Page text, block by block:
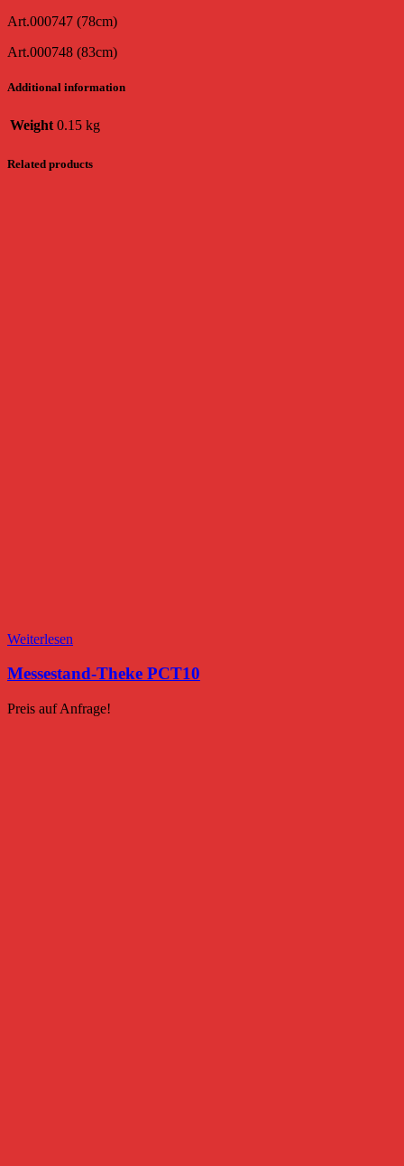
Art.000747 (78cm)
Art.000748 (83cm)
Additional information
Weight 0.15 kg
Related products
Weiterlesen
Messestand-Theke PCT10
Preis auf Anfrage!